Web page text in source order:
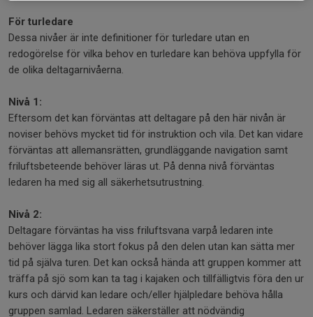
För turledare
Dessa nivåer är inte definitioner för turledare utan en
redogörelse för vilka behov en turledare kan behöva uppfylla för
de olika deltagarnivåerna.
Nivå 1:
Eftersom det kan förväntas att deltagare på den här nivån är
noviser behövs mycket tid för instruktion och vila. Det kan vidare
förväntas att allemansrätten, grundläggande navigation samt
friluftsbeteende behöver läras ut. På denna nivå förväntas
ledaren ha med sig all säkerhetsutrustning.
Nivå 2:
Deltagare förväntas ha viss friluftsvana varpå ledaren inte
behöver lägga lika stort fokus på den delen utan kan sätta mer
tid på själva turen. Det kan också hända att gruppen kommer att
träffa på sjö som kan ta tag i kajaken och tillfälligtvis föra den ur
kurs och därvid kan ledare och/eller hjälpledare behöva hålla
gruppen samlad. Ledaren säkerställer att nödvändig